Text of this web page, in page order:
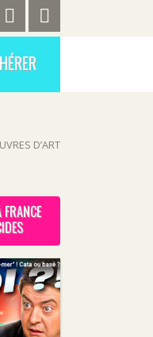
D’ART